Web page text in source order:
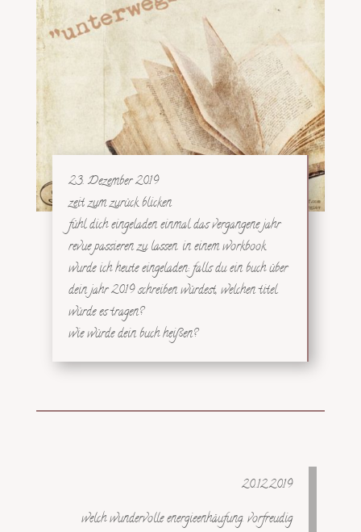
23. Dezember 2019
zeit zum zurück blicken
fühl dich eingeladen einmal das vergangene jahr
revue passieren zu lassen. in einem workbook
wurde ich heute eingeladen: falls du ein buch über
dein jahr 2019 schreiben würdest, welchen titel
würde es tragen?
wie würde dein buch heißen?
20.12.2019
welch wundervolle energieenhäufung. vorfreudig